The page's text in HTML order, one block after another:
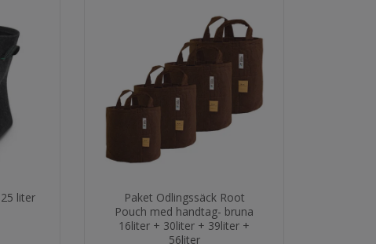
liter
Paket Odlingssäck Root
Pouch med handtag- bruna
16liter + 30liter + 39liter +
56liter